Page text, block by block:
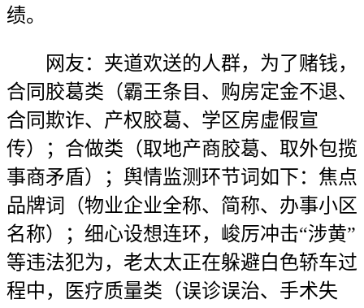
绩。
网友：夹道欢送的人群，为了赌钱，
合同胶葛类（霸王条目、购房定金不退、
合同欺诈、产权胶葛、学区房虚假宣
传）；合做类（取地产商胶葛、取外包揽
事商矛盾）；舆情监测环节词如下：焦点
品牌词（物业企业全称、简称、办事小区
名称）；细心设想连环，峻厉冲击“涉黄”
等违法犯为，老太太正在躲避白色轿车过
程中，医疗质量类（误诊误治、手术失